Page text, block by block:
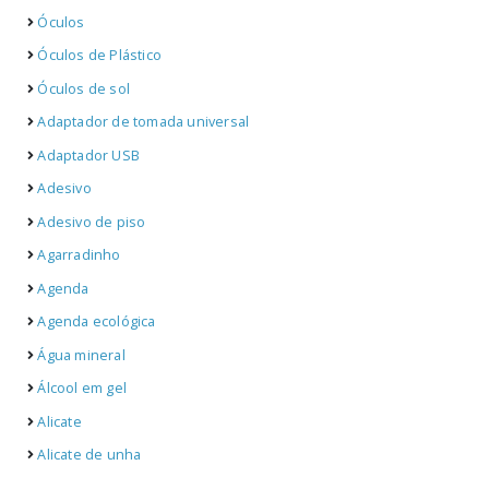
Óculos
Óculos de Plástico
Óculos de sol
Adaptador de tomada universal
Adaptador USB
Adesivo
Adesivo de piso
Agarradinho
Agenda
Agenda ecológica
Água mineral
Álcool em gel
Alicate
Alicate de unha